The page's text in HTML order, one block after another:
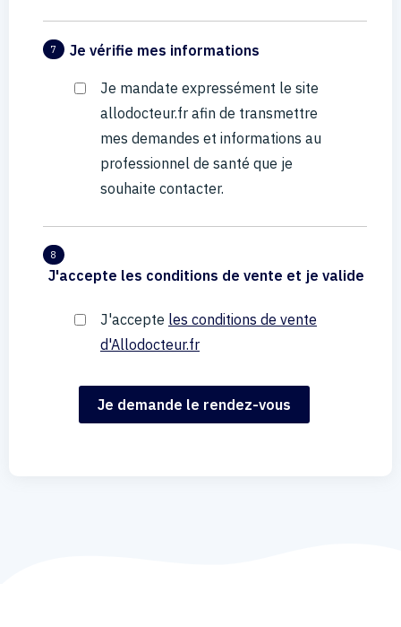
7 Je vérifie mes informations
Je mandate expressément le site
allodocteur.fr afin de transmettre
mes demandes et informations au
professionnel de santé que je
souhaite contacter.
8
J'accepte les conditions de vente et je valide
J'accepte les conditions de vente
d'Allodocteur.fr